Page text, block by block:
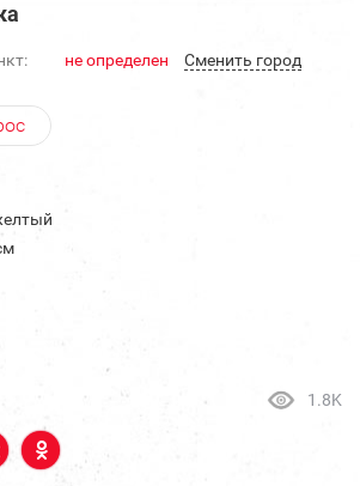
не определен Cменить город
1.8K